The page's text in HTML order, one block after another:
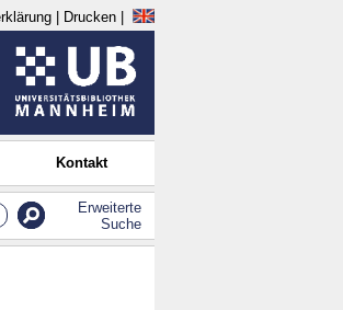
Drucken
Kontakt
Erweiterte
Suche